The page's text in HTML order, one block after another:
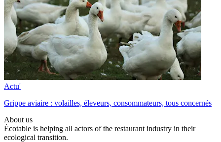
Actu'
Grippe aviaire : volailles, éleveurs, consommateurs, tous concernés
About us
Écotable is helping all actors of the restaurant industry in their
ecological transition.